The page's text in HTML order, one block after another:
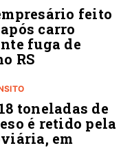
feito
carro
fuga de
RS
toneladas de
é retido pela
em